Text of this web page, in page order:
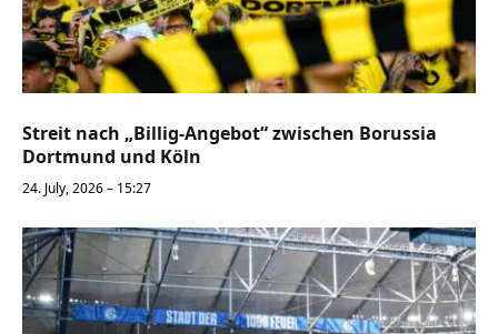
Streit nach „Billig-Angebot“ zwischen Borussia
Dortmund und Köln
24. July, 2026 – 15:27